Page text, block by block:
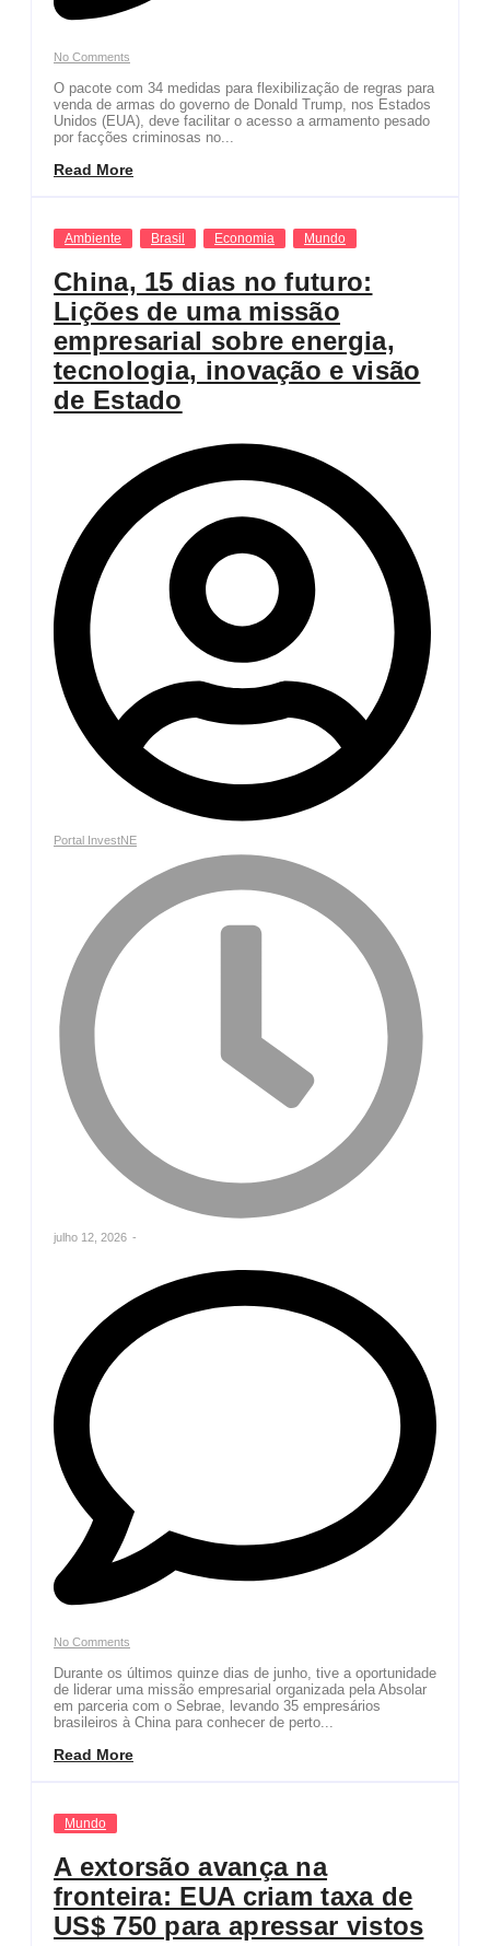
No Comments
O pacote com 34 medidas para flexibilização de regras para
venda de armas do governo de Donald Trump, nos Estados
Unidos (EUA), deve facilitar o acesso a armamento pesado
por facções criminosas no...
Read More
Ambiente Brasil Economia Mundo
China, 15 dias no futuro:
Lições de uma missão
empresarial sobre energia,
tecnologia, inovação e visão
de Estado
Portal InvestNE
julho 12, 2026 -
No Comments
Durante os últimos quinze dias de junho, tive a oportunidade
de liderar uma missão empresarial organizada pela Absolar
em parceria com o Sebrae, levando 35 empresários
brasileiros à China para conhecer de perto...
Read More
Mundo
A extorsão avança na
fronteira: EUA criam taxa de
US$ 750 para apressar vistos